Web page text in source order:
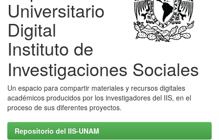
Universitario
Digital
Instituto de
Investigaciones Sociales
Un espacio para compartir materiales y recursos digitales
académicos producidos por los investigadores del IIS, en el
proceso de sus diferentes proyectos.
Repositorio del IIS-UNAM